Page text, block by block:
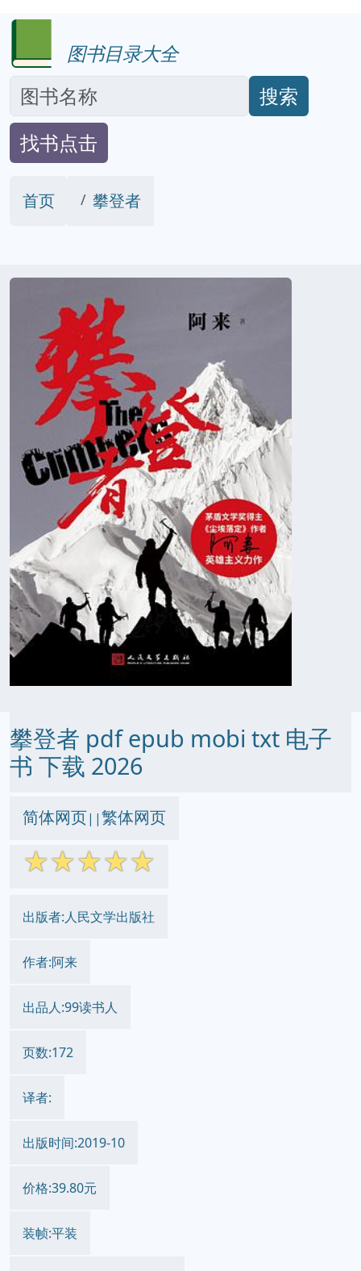
图书目录大全
搜索
找书点击
首页 攀登者
攀登者 pdf epub mobi txt 电子
书 下载 2026
简体网页||繁体网页
☆☆☆☆☆
出版者:人民文学出版社
作者:阿来
出品人:99读书人
页数:172
译者:
出版时间:2019-10
价格:39.80元
装帧:平装